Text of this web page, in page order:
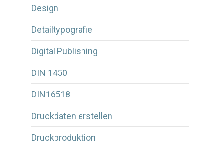
Design
Detailtypografie
Digital Publishing
DIN 1450
DIN16518
Druckdaten erstellen
Druckproduktion